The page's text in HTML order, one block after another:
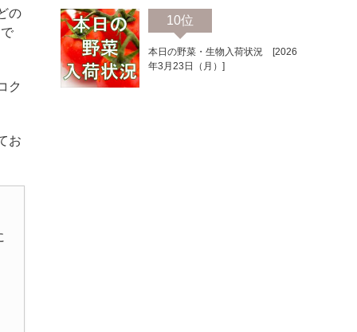
の
ク
お
10位
本日の野菜・生物入荷状況 [2026
年3月23日（月）]